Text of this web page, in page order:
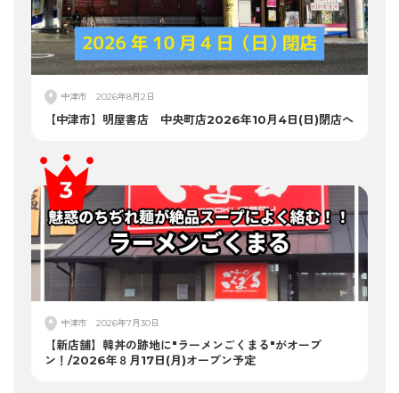
中津市 2026年8月2日
【中津市】明屋書店 中央町店2026年10月4日(日)閉店へ
中津市 2026年7月30日
【新店舗】韓丼の跡地に"ラーメンごくまる"がオープ
ン！/2026年８月17日(月)オープン予定